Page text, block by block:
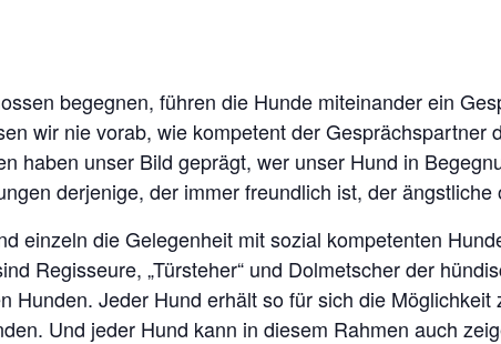
begegnen, führen die Hunde miteinander ein
wir nie vorab, wie kompetent der Gesprächspartner
haben unser Bild geprägt, wer unser Hund in
derjenige, der immer freundlich ist, der
einzeln die Gelegenheit mit sozial kompetenten
Regisseure, „Türsteher“ und Dolmetscher der
Hunden. Jeder Hund erhält so für sich die
Und jeder Hund kann in diesem Rahmen auch